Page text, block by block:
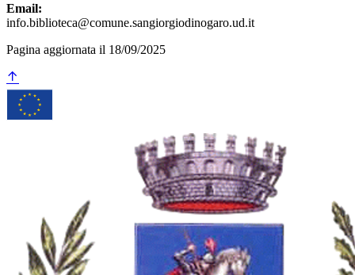
Email:
info.biblioteca@comune.sangiorgiodinogaro.ud.it
Pagina aggiornata il 18/09/2025